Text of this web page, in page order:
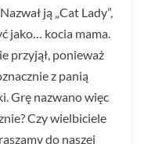
ją „Cat Lady”,
jako… kocia mama.
przyjął, ponieważ
z panią
Grę nazwano więc
Czy wielbiciele
do naszej